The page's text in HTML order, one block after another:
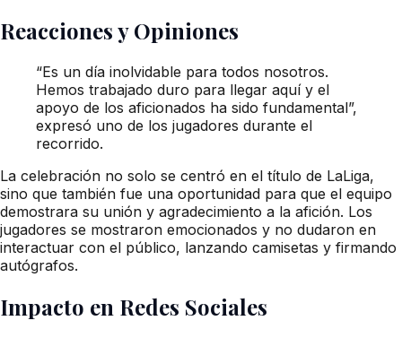
Reacciones y Opiniones
“Es un día inolvidable para todos nosotros.
Hemos trabajado duro para llegar aquí y el
apoyo de los aficionados ha sido fundamental”,
expresó uno de los jugadores durante el
recorrido.
La celebración no solo se centró en el título de LaLiga,
sino que también fue una oportunidad para que el equipo
demostrara su unión y agradecimiento a la afición. Los
jugadores se mostraron emocionados y no dudaron en
interactuar con el público, lanzando camisetas y firmando
autógrafos.
Impacto en Redes Sociales